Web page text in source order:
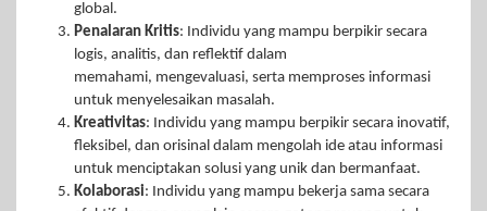
global.
Penalaran Kritis: Individu yang mampu berpikir secara
logis, analitis, dan reflektif dalam
memahami, mengevaluasi, serta memproses informasi
untuk menyelesaikan masalah.
Kreativitas: Individu yang mampu berpikir secara inovatif,
fleksibel, dan orisinal dalam mengolah ide atau informasi
untuk menciptakan solusi yang unik dan bermanfaat.
Kolaborasi: Individu yang mampu bekerja sama secara